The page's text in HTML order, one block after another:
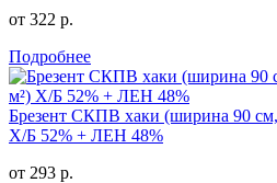
от 322 р.
Подробнее
Брезент СКПВ хаки (ширина 90 см,
Х/Б 52% + ЛЕН 48%
от 293 р.